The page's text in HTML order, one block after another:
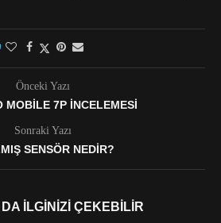
Önceki Yazı
MOBILE 7P İNCELEMESI
Sonraki Yazı
SENSÖR NEDIR?
İLGINIZI ÇEKEBILIR